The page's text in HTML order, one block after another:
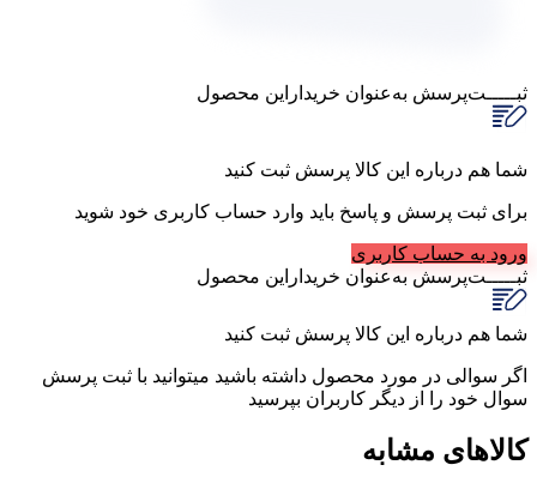
ثبـــــت‌پرسش به‌عنوان ‌خریدار‌این‌ محصول
شما هم درباره این کالا پرسش ثبت کنید
برای ثبت پرسش و پاسخ باید وارد حساب کاربری خود شوید
ورود به حساب کاربری
ثبـــــت‌پرسش به‌عنوان ‌خریدار‌این‌ محصول
شما هم درباره این کالا پرسش ثبت کنید
اگر سوالی در مورد محصول داشته باشید میتوانید با ثبت پرسش
سوال خود را از دیگر کاربران بپرسید
کالاهای مشابه